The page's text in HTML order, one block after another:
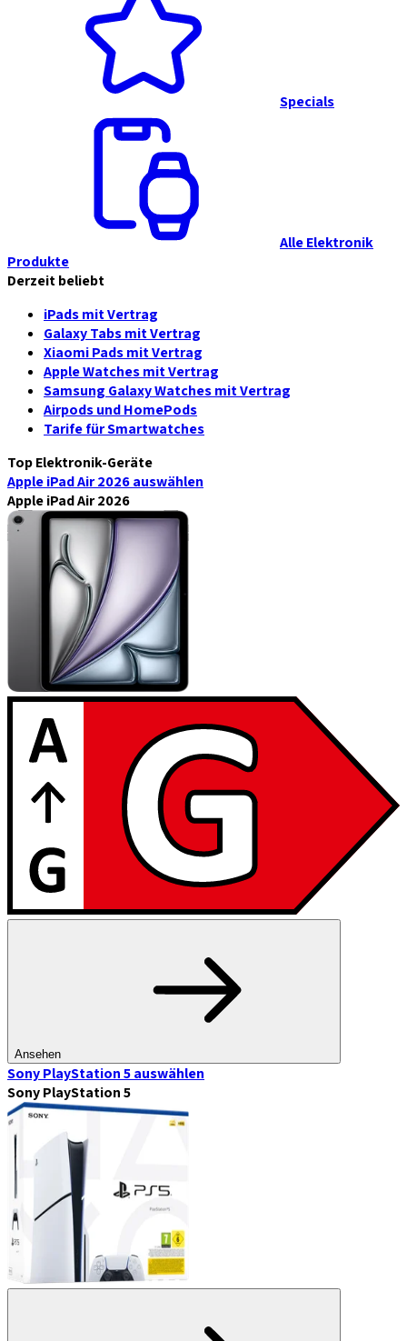
Specials
Alle Elektronik
Produkte
Derzeit beliebt
iPads mit Vertrag
Galaxy Tabs mit Vertrag
Xiaomi Pads mit Vertrag
Apple Watches mit Vertrag
Samsung Galaxy Watches mit Vertrag
Airpods und HomePods
Tarife für Smartwatches
Top Elektronik-Geräte
Apple iPad Air 2026auswählen
Apple iPad Air 2026
Ansehen
Sony PlayStation 5auswählen
Sony PlayStation 5